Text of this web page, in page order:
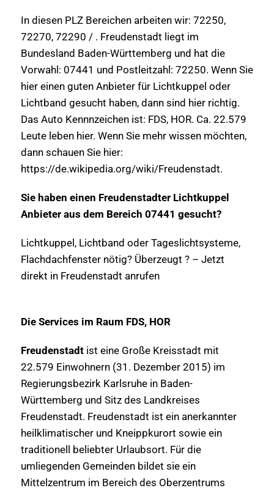
In diesen PLZ Bereichen arbeiten wir: 72250,
72270, 72290 / . Freudenstadt liegt im
Bundesland Baden-Württemberg und hat die
Vorwahl: 07441 und Postleitzahl: 72250. Wenn Sie
hier einen guten Anbieter für Lichtkuppel oder
Lichtband gesucht haben, dann sind hier richtig.
Das Auto Kennnzeichen ist: FDS, HOR. Ca. 22.579
Leute leben hier. Wenn Sie mehr wissen möchten,
dann schauen Sie hier:
https://de.wikipedia.org/wiki/Freudenstadt.
Sie haben einen Freudenstadter Lichtkuppel
Anbieter aus dem Bereich 07441 gesucht?
Lichtkuppel, Lichtband oder Tageslichtsysteme,
Flachdachfenster nötig? Überzeugt ? – Jetzt
direkt in Freudenstadt anrufen
Die Services im Raum FDS, HOR
Freudenstadt ist eine Große Kreisstadt mit
22.579 Einwohnern (31. Dezember 2015) im
Regierungsbezirk Karlsruhe in Baden-
Württemberg und Sitz des Landkreises
Freudenstadt. Freudenstadt ist ein anerkannter
heilklimatischer und Kneippkurort sowie ein
traditionell beliebter Urlaubsort. Für die
umliegenden Gemeinden bildet sie ein
Mittelzentrum im Bereich des Oberzentrums